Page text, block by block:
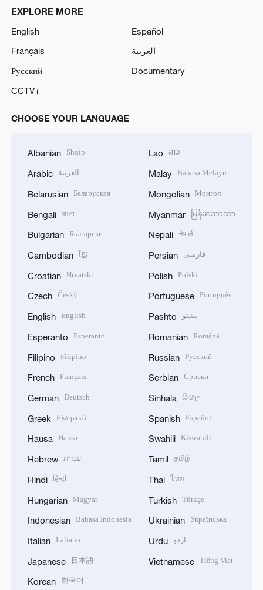
EXPLORE MORE
English
Español
Français
العربية
Русский
Documentary
CCTV+
CHOOSE YOUR LANGUAGE
Albanian Shqip
Arabic العربية
Belarusian Беларуская
Bengali বাংলা
Bulgarian Български
Cambodian ខ្មែរ
Croatian Hrvatski
Czech Český
English English
Esperanto Esperanto
Filipino Filipino
French Français
German Deutsch
Greek Ελληνικά
Hausa Hausa
Hebrew עברית
Hindi हिन्दी
Hungarian Magyar
Indonesian Bahasa Indonesia
Italian Italiano
Japanese 日本語
Korean 한국어
Lao ລາວ
Malay Bahasa Melayu
Mongolian Монгол
Myanmar မြန်မာဘာသာ
Nepali नेपाली
Persian فارسی
Polish Polski
Portuguese Português
Pashto پښتو
Romanian Română
Russian Русский
Serbian Српски
Sinhala සිංහල
Spanish Español
Swahili Kiswahili
Tamil தமிழ்
Thai ไทย
Turkish Türkçe
Ukrainian Українська
Urdu اردو
Vietnamese Tiếng Việt